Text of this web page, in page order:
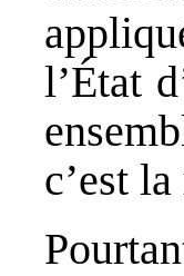
l’État
c’est